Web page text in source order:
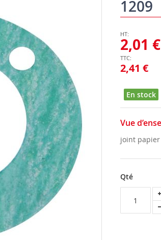
1209
2,41 €
2,01 €
En stock
Vue
joint papier
Qté